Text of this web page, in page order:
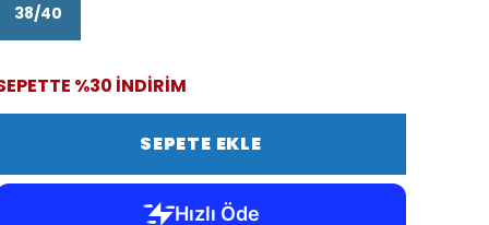
38/40
%30 İNDİRİM
SEPETE EKLE